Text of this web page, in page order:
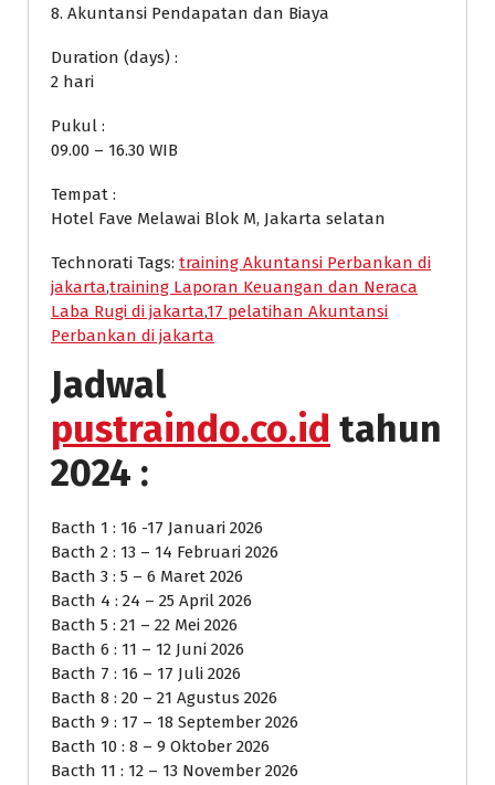
8. Akuntansi Pendapatan dan Biaya
Duration (days) :
2 hari
Pukul :
09.00 – 16.30 WIB
Tempat :
Hotel Fave Melawai Blok M, Jakarta selatan
Technorati Tags: training Akuntansi Perbankan di
jakarta,training Laporan Keuangan dan Neraca
Laba Rugi di jakarta,17 pelatihan Akuntansi
Perbankan di jakarta
Jadwal
pustraindo.co.id tahun
2024 :
Bacth 1 : 16 -17 Januari 2026
Bacth 2 : 13 – 14 Februari 2026
Bacth 3 : 5 – 6 Maret 2026
Bacth 4 : 24 – 25 April 2026
Bacth 5 : 21 – 22 Mei 2026
Bacth 6 : 11 – 12 Juni 2026
Bacth 7 : 16 – 17 Juli 2026
Bacth 8 : 20 – 21 Agustus 2026
Bacth 9 : 17 – 18 September 2026
Bacth 10 : 8 – 9 Oktober 2026
Bacth 11 : 12 – 13 November 2026